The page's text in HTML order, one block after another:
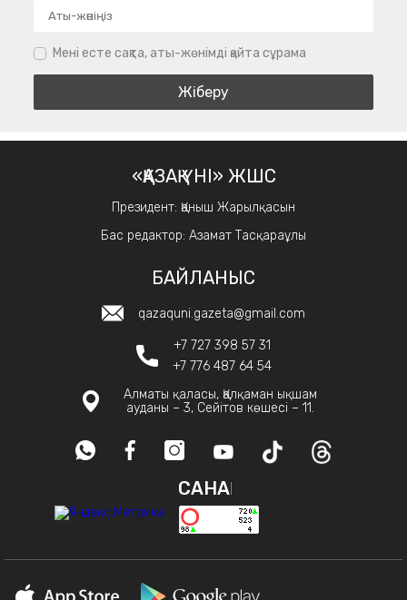
Мені есте сақта, аты-жөнімді қайта сұрама
«ҚАЗАҚ ҮНІ» ЖШС
Президент: Қаныш Жарылқасын
Бас редактор: Азамат Тасқараұлы
БАЙЛАНЫС
qazaquni.gazeta@gmail.com
+7 727 398 57 31
+7 776 487 64 54
Алматы қаласы, Қалқаман ықшам
ауданы – 3, Сейітов көшесі – 11.
САНАҚ